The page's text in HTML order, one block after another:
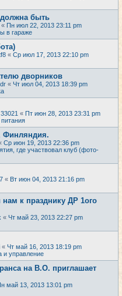
должна быть
« Пн июл 22, 2013 23:11 pm
в гараже
« Ср июл 17, 2013 22:10 pm
дворников
« Чт июл 04, 2013 18:39 pm
« Пт июн 28, 2013 23:31 pm
Финляндия.
Ср июн 19, 2013 22:36 pm
где участвовал клуб (фото-
« Вт июн 04, 2013 21:16 pm
к празднику ДР 1ого
« Чт май 23, 2013 22:27 pm
« Чт май 16, 2013 18:19 pm
и управление
на В.О. приглашает
май 13, 2013 13:01 pm